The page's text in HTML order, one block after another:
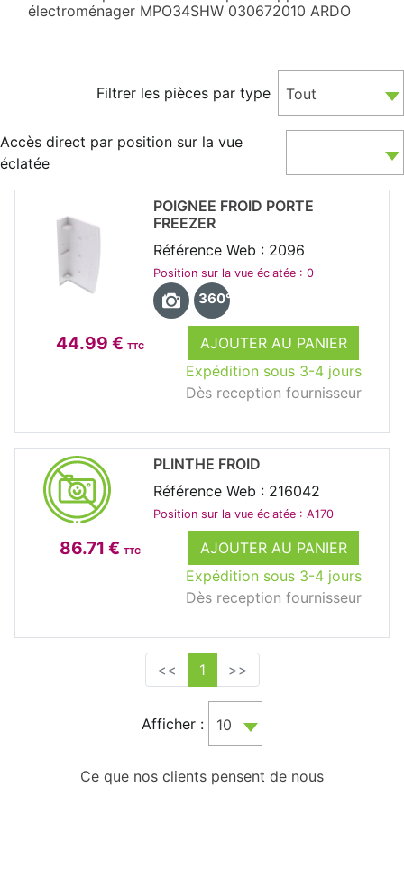
électroménager MPO34SHW 030672010 ARDO
Filtrer les pièces par type Tout
Accès direct par position sur la vue
éclatée
44.99 € TTC
AJOUTER AU PANIER
Expédition sous 3-4 jours
Dès reception fournisseur
POIGNEE FROID PORTE
FREEZER
Référence Web : 2096
Position sur la vue éclatée : 0
360°
86.71 € TTC
AJOUTER AU PANIER
Expédition sous 3-4 jours
Dès reception fournisseur
PLINTHE FROID
Référence Web : 216042
Position sur la vue éclatée : A170
<< 1 >>
Afficher : 10
Ce que nos clients pensent de nous